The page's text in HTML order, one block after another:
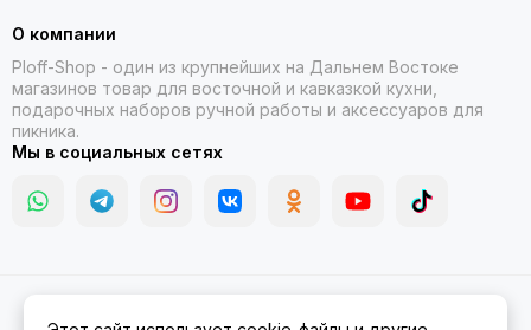
О компании
Ploff-Shop - один из крупнейших на Дальнем Востоке
магазинов товар для восточной и кавказкой кухни,
подарочных наборов ручной работы и аксессуаров для
пикника.
Мы в социальных сетях